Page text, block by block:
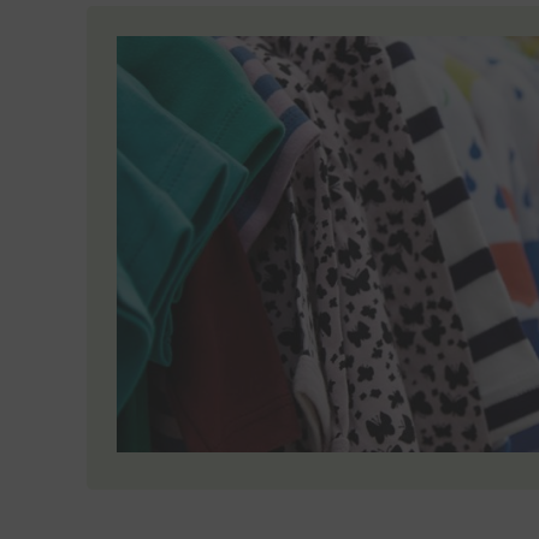
Higher
Meta
Vimeo